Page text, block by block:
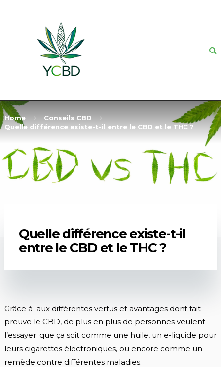
Home
Conseils CBD
Quelle différence existe-t-il entre le CBD et le THC ?
Quelle différence existe-t-il
entre le CBD et le THC ?
Grâce à aux différentes vertus et avantages dont fait
preuve le CBD, de plus en plus de personnes veulent
l’essayer, que ça soit comme une huile, un e-liquide pour
leurs cigarettes électroniques, ou encore comme un
remède contre différentes maladies.